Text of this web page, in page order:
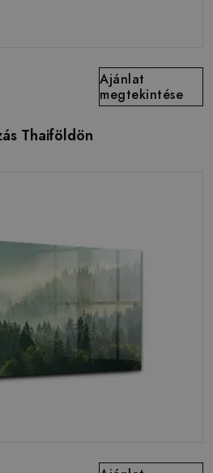
Ajánlat
megtekintése
Thaiföldön